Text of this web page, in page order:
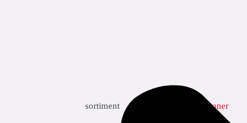
sortiment specifikationer